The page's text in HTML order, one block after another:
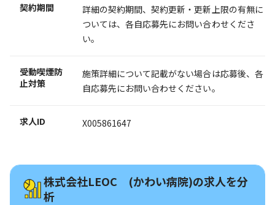
契約期間
詳細の契約期間、契約更新・更新上限の有無に
ついては、各自応募先にお問い合わせくださ
い。
受動喫煙防
止対策
施策詳細について記載がない場合は応募後、各
自応募先にお問い合わせください。
求人ID X005861647
株式会社LEOC (かわい病院)の求人を分
析